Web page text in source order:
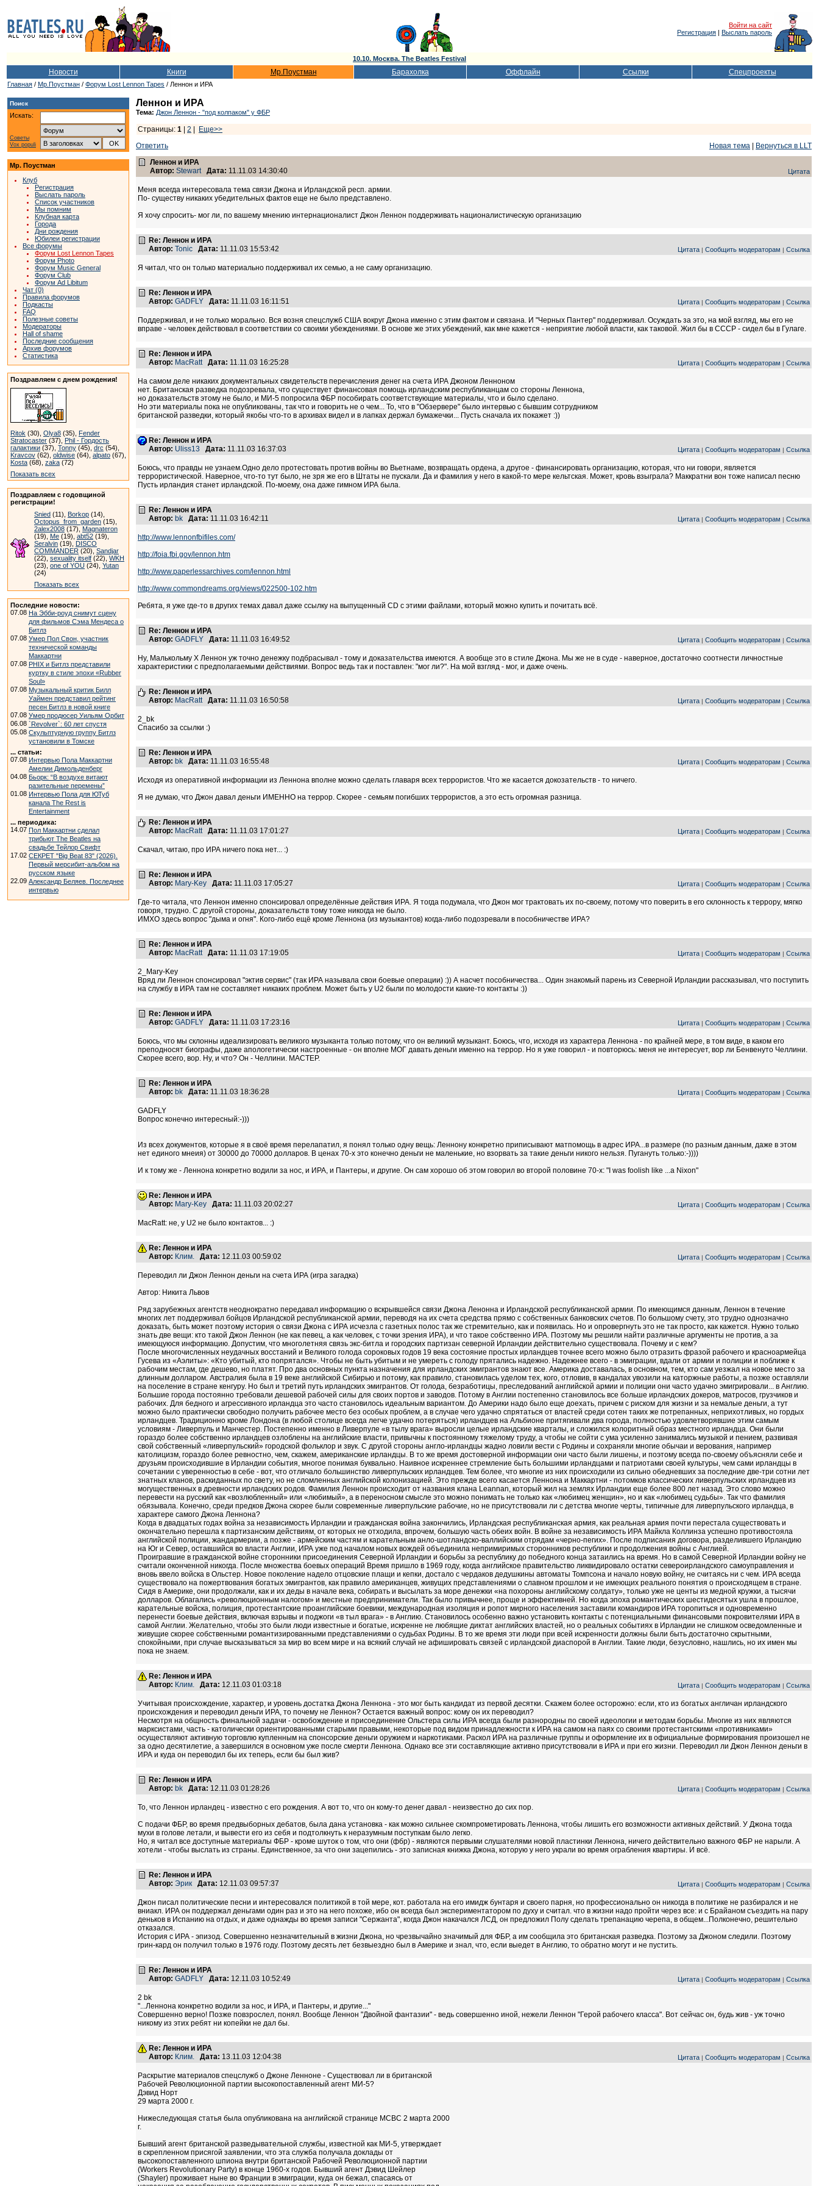
Войти на сайт
Регистрация | Выслать пароль
10.10. Москва. The Beatles Festival
Новости Книги Мр.Поустман Барахолка Оффлайн Ссылки Спецпроекты
Главная / Мр.Поустман / Форум Lost Lennon Tapes / Леннон и ИРА
Поиск
Искать:
Советы
Vox populi
Мр. Поустман
Клуб
Регистрация
Выслать пароль
Список участников
Мы помним
Клубная карта
Города
Дни рождения
Юбилеи регистрации
Все форумы
Форум Lost Lennon Tapes
Форум Photo
Форум Music General
Форум Club
Форум Ad Libitum
Чат (0)
Правила форумов
Подкасты
FAQ
Полезные советы
Модераторы
Hall of shame
Последние сообщения
Архив форумов
Статистика
Поздравляем с днем рождения!
Ritok (30), Olya8 (35), Fender
Stratocaster (37), Phil - Гордость
галактики (37), Tonny (45), drc (54),
Kravcov (62), oldwise (64), alpato (67),
Kosta (68), zaka (72)
Показать всех
Поздравляем с годовщиной
регистрации!
Snied (11), Borkop (14),
Octopus_from_garden (15),
2alex2008 (17), Magnateron
(19), Me (19), abt52 (19),
Seralvin (19), DISCO
COMMANDER (20), Sandjar
(22), sexuality itself (22), WKH
(23), one of YOU (24), Yutan
(24)
Показать всех
Последние новости:
07.08 На Эбби-роуд снимут сцену
для фильмов Сэма Мендеса о
Битлз
07.08 Умер Пол Свон, участник
технической команды
Маккартни
07.08 PHIX и Битлз представили
куртку в стиле эпохи «Rubber
Soul»
07.08 Музыкальный критик Билл
Уаймен представил рейтинг
песен Битлз в новой книге
07.08 Умер продюсер Уильям Орбит
06.08 `Revolver`: 60 лет спустя
05.08 Скульптурную группу Битлз
установили в Томске
... статьи:
07.08 Интервью Пола Маккартни
Амелии Димольденберг
04.08 Бьорк: “В воздухе витают
разительные перемены”
01.08 Интервью Пола для ЮТуб
канала The Rest is
Entertainment
... периодика:
14.07 Пол Маккартни сделал
трибьют The Beatles на
свадьбе Тейлор Свифт
17.02 СЕКРЕТ "Big Beat 83" (2026).
Первый мерсибит-альбом на
русском языке
22.09 Александр Беляев. Последнее
интервью
Леннон и ИРА
Тема: Джон Леннон - "под колпаком" у ФБР
Страницы: 1 2
Еще>>
Ответить
Новая тема
Вернуться в LLT
Леннон и ИРА
Автор: Stewart Дата: 11.11.03 14:30:40 Цитата
Меня всегда интересовала тема связи Джона и Ирландской респ. армии.
По- существу никаких убедительных фактов еще не было представлено.
Я хочу спросить- мог ли, по вашему мнению интернационалист Джон Леннон поддерживать националистическую организацию
Re: Леннон и ИРА
Автор: Tonic Дата: 11.11.03 15:53:42 Цитата | Сообщить модераторам | Ссылка
Я читал, что он только материально поддерживал их семью, а не саму организацию.
Re: Леннон и ИРА
Автор: GADFLY Дата: 11.11.03 16:11:51 Цитата | Сообщить модераторам | Ссылка
Поддерживал, и не только морально. Вся возня спецслужб США вокруг Джона именно с этим фактом и связана. И "Черных Пантер" поддерживал. Осуждать за это, на мой взгляд, мы его не
вправе - человек действовал в соответствии со своими убеждениями. В основе же этих убеждений, как мне кажется - неприятие любой власти, как таковой. Жил бы в СССР - сидел бы в Гулаге.
Re: Леннон и ИРА
Автор: MacRatt Дата: 11.11.03 16:25:28 Цитата | Сообщить модераторам | Ссылка
На самом деле никаких документальных свидетельств перечисления денег на счета ИРА Джоном Ленноном
нет. Британская разведка подозревала, что существует финансовая помощь ирландским республиканцам со стороны Леннона,
но доказательств этому не было, и МИ-5 попросила ФБР пособирать соответствующие материалы, что и было сделано.
Но эти материалы пока не опубликованы, так что и говорить не о чем... То, что в "Обзервере" было интервью с бывшим сотрудником
британской разведки, который якобы что-то в архивах видел и в лапках держал бумажечки... Пусть сначала их покажет :))
Re: Леннон и ИРА
Автор: Uliss13 Дата: 11.11.03 16:37:03 Цитата | Сообщить модераторам | Ссылка
Боюсь, что правды не узнаем.Одно дело протестовать против войны во Вьетнаме, возвращать ордена, а другое - финансировать организацию, которая, что ни говори, является
террористической. Наверное, что-то тут было, не зря же его в Штаты не пускали. Да и фамилия у него в какой-то мере кельтская. Может, кровь взыграла? Маккратни вон тоже написал песню
Пусть ирландия станет ирландской. По-моему, она даже гимном ИРА была.
Re: Леннон и ИРА
Автор: bk Дата: 11.11.03 16:42:11 Цитата | Сообщить модераторам | Ссылка
http://www.lennonfbifiles.com/
http://foia.fbi.gov/lennon.htm
http://www.paperlessarchives.com/lennon.html
http://www.commondreams.org/views/022500-102.htm
Ребята, я уже где-то в других темах давал даже ссылку на выпущенный CD с этими файлами, который можно купить и почитать всё.
Re: Леннон и ИРА
Автор: GADFLY Дата: 11.11.03 16:49:52 Цитата | Сообщить модераторам | Ссылка
Ну, Малькольму Х Леннон уж точно денежку подбрасывал - тому и доказательства имеются. А вообще это в стиле Джона. Мы же не в суде - наверное, достаточно соотнести личностные
характеристики с предполагаемыми действиями. Вопрос ведь так и поставлен: "мог ли?". На мой взгляд - мог, и даже очень.
Re: Леннон и ИРА
Автор: MacRatt Дата: 11.11.03 16:50:58 Цитата | Сообщить модераторам | Ссылка
2_bk
Спасибо за ссылки :)
Re: Леннон и ИРА
Автор: bk Дата: 11.11.03 16:55:48 Цитата | Сообщить модераторам | Ссылка
Исходя из оперативной информации из Леннона вполне можно сделать главаря всех террористов. Что же касается докозательств - то ничего.
Я не думаю, что Джон давал деньги ИМЕННО на террор. Скорее - семьям погибших террористов, а это есть огромная разница.
Re: Леннон и ИРА
Автор: MacRatt Дата: 11.11.03 17:01:27 Цитата | Сообщить модераторам | Ссылка
Скачал, читаю, про ИРА ничего пока нет... :)
Re: Леннон и ИРА
Автор: Mary-Key Дата: 11.11.03 17:05:27 Цитата | Сообщить модераторам | Ссылка
Где-то читала, что Леннон именно спонсировал определённые действия ИРА. Я тогда подумала, что Джон мог трактовать их по-своему, потому что поверить в его склонность к террору, мягко
говоря, трудно. С другой стороны, доказательств тому тоже никогда не было.
ИМХО здесь вопрос "дыма и огня". Кого-либо ещё кроме Леннона (из музыкантов) когда-либо подозревали в пособничестве ИРА?
Re: Леннон и ИРА
Автор: MacRatt Дата: 11.11.03 17:19:05 Цитата | Сообщить модераторам | Ссылка
2_Mary-Key
Вряд ли Леннон спонсировал "эктив сервис" (так ИРА называла свои боевые операции) :)) А насчет пособничества... Один знакомый парень из Северной Ирландии рассказывал, что поступить
на службу в ИРА там не составляет никаких проблем. Может быть у U2 были по молодости какие-то контакты :))
Re: Леннон и ИРА
Автор: GADFLY Дата: 11.11.03 17:23:16 Цитата | Сообщить модераторам | Ссылка
Боюсь, что мы склонны идеализировать великого музыканта только потому, что он великий музыкант. Боюсь, что, исходя из характера Леннона - по крайней мере, в том виде, в каком его
преподносят биографы, даже апологетически настроенные - он вполне МОГ давать деньги именно на террор. Но я уже говорил - и повторюсь: меня не интересует, вор ли Бенвенуто Челлини.
Скорее всего, вор. Ну, и что? Он - Челлини. МАСТЕР.
Re: Леннон и ИРА
Автор: bk Дата: 11.11.03 18:36:28 Цитата | Сообщить модераторам | Ссылка
GADFLY
Вопрос конечно интересный:-)))
Из всех документов, которые я в своё время перелапатил, я понял только одну вещь: Леннону конкретно приписывают матпомощь в адрес ИРА...в размере (по разным данным, даже в этом
нет единого мнеия) от 30000 до 70000 долларов. В ценах 70-х это конечно деньги не маленькие, но взорвать за такие деньги никого нельзя. Пугануть только:-))))
И к тому же - Леннона конкретно водили за нос, и ИРА, и Пантеры, и другие. Он сам хорошо об этом говорил во второй половине 70-х: "I was foolish like ...a Nixon"
Re: Леннон и ИРА
Автор: Mary-Key Дата: 11.11.03 20:02:27 Цитата | Сообщить модераторам | Ссылка
MacRatt: не, у U2 не было контактов... :)
Re: Леннон и ИРА
Автор: Клим. Дата: 12.11.03 00:59:02 Цитата | Сообщить модераторам | Ссылка
Переводил ли Джон Леннон деньги на счета ИРА (игра загадка)
Автор: Никита Львов
Ряд зарубежных агентств неоднократно передавал информацию о вскрывшейся связи Джона Ленонна и Ирландской республиканской армии. По имеющимся данным, Леннон в течение
многих лет поддерживал бойцов Ирландской республиканской армии, переводя на их счета средства прямо с собственных банковских счетов. По большому счету, это трудно однозначно
доказать, быть может поэтому история о связи Джона с ИРА исчезла с газетных полос так же стремительно, как и появилась. Но и опровергнуть это не так просто, как кажется. Нужно только
знать две вещи: кто такой Джон Леннон (не как певец, а как человек, с точки зрения ИРА), и что такое собственно ИРА. Поэтому мы решили найти различные аргументы не против, а за
имеющуюся информацию. Допустим, что многолетняя связь экс-битла и городских партизан северной Ирландии действительно существовала. Почему и с кем?
После многочисленных неудачных восстаний и Великого голода сороковых годов 19 века состояние простых ирландцев точнее всего можно было отразить фразой рабочего и красноармейца
Гусева из «Аэлиты»: «Кто убитый, кто попрятался». Чтобы не быть убитым и не умереть с голоду прятались надежно. Надежнее всего - в эмиграции, вдали от армии и полиции и поближе к
рабочим местам, где дешево, но платят. Про два основных пункта назначения для ирландских эмигрантов знают все. Америка доставалась, в основном, тем, кто сам уезжал на новое место за
длинным долларом. Австралия была в 19 веке английской Сибирью и потому, как правило, становилась уделом тех, кого, отловив, в кандалах увозили на каторжные работы, а позже оставляли
на поселение в стране кенгуру. Но был и третий путь ирландских эмигрантов. От голода, безработицы, преследований английской армии и полиции они часто удачно эмигрировали... в Англию.
Большие города постоянно требовали дешевой рабочей силы для своих портов и заводов. Потому в Англии постепенно становилось все больше ирландских докеров, матросов, грузчиков и
рабочих. Для бедного и агрессивного ирландца это часто становилось идеальным вариантом. До Америки надо было еще доехать, причем с риском для жизни и за немалые деньги, а тут
можно было практически свободно получить рабочее место без особых проблем, а в случае чего удачно спрятаться от властей среди сотен таких же потрепанных, неприхотливых, но гордых
ирландцев. Традиционно кроме Лондона (в любой столице всегда легче удачно потеряться) ирландцев на Альбионе притягивали два города, полностью удовлетворявшие этим самым
условиям - Ливерпуль и Манчестер. Постепенно именно в Ливерпуле «в тылу врага» выросли целые ирландские кварталы, и сложился колоритный образ местного ирландца. Они были
гораздо более собственно ирландцев озлоблены на английские власти, привычны к постоянному тяжелому труду, а чтобы не сойти с ума усиленно занимались музыкой и пением, развивая
свой собственный «ливерпульский» городской фольклор и звук. С другой стороны англо-ирландцы жадно ловили вести с Родины и сохраняли многие обычаи и верования, например
католицизм, гораздо более ревностно, чем, скажем, американские ирландцы. В то же время достоверной информации они часто были лишены, и поэтому всегда по-своему объясняли себе и
друзьям происходившие в Ирландии события, многое понимая буквально. Наивное искреннее стремление быть большими ирландцами и патриотами своей культуры, чем сами ирландцы в
сочетании с уверенностью в себе - вот, что отличало большинство ливерпульских ирландцев. Тем более, что многие из них происходили из сильно обедневших за последние две-три сотни лет
знатных кланов, раскиданных по свету, но не сломленных английской колонизацией. Это прежде всего касается Леннона и Маккартни - потомков классических ливерпульских ирландцев из
могущественных в древности ирландских родов. Фамилия Леннон происходит от названия клана Leannan, который жил на землях Ирландии еще более 800 лет назад. Это слово можно
перевести на русский как «возлюбленный» или «любимый», а в переносном смысле это можно понимать не только как «любимец женщин», но и как «любимец судьбы». Так что фамилия
обязывала. Конечно, среди предков Джона скорее были современные ливерпульские рабочие, но не присутствовали ли с детства многие черты, типичные для ливерпульского ирландца, в
характере самого Джона Леннона?
Когда в двадцатых годах война за независимость Ирландии и гражданская война закончились, Ирландская республиканская армия, как реальная армия почти перестала существовать и
окончательно перешла к партизанским действиям, от которых не отходила, впрочем, большую часть обеих войн. В войне за независимость ИРА Майкла Коллинза успешно противостояла
английской полиции, жандармерии, а позже - армейским частям и карательным анло-шотландско-валлийским отрядам «черно-пегих». После подписания договора, разделившего Ирландию
на Юг и Север, оставшийся во власти Англии, ИРА уже под началом новых вождей объединила непримиримых сторонников республики и продолжения войны с Англией.
Проигравшие в гражданской войне сторонники присоединения Северной Ирландии и борьбы за республику до победного конца затаились на время. Но в самой Северной Ирландии войну не
считали оконченной никогда. После множества боевых операций Время пришло в 1969 году, когда английское правительство ликвидировало остатки североирландского самоуправления и
вновь ввело войска в Ольстер. Новое поколение надело отцовские плащи и кепки, достало с чердаков дедушкины автоматы Томпсона и начало новую войну, не считаясь ни с чем. ИРА всегда
существовало на пожертвования богатых эмигрантов, как правило американцев, живущих представлениями о славном прошлом и не имеющих реального понятия о происходящем в стране.
Сидя в Америке, они продолжали, как и их деды в начале века, собирать и высылать за море денежки «на похороны английскому солдату», только уже не центы из медной кружки, а тысячи
долларов. Облагались «революционным налогом» и местные предприниматели. Так было привычнее, проще и эффективней. Но когда эпоха романтических шестидесятых ушла в прошлое,
карательные войска, полиция, протестантские проанглийские боевики, международная изоляция и ропот мирного населения заставили командиров ИРА торопиться и одновременно
перенести боевые действия, включая взрывы и поджоги «в тыл врага» - в Англию. Становилось особенно важно установить контакты с потенциальными финансовыми покровителями ИРА в
самой Англии. Желательно, чтобы это были люди известные и богатые, искренне не любящие диктат английских властей, но о реальных событиях в Ирландии не слишком осведомленные и
живущие скорее собственными романтизированными представлениями о судьбах Родины. В то же время эти люди при всей искренности должны были быть достаточно скрытными,
спокойными, при случае высказываться за мир во всем мире и на всякий случай не афишировать связей с ирландской диаспорой в Англии. Такие люди, безусловно, нашлись, но их имен мы
пока не знаем.
Re: Леннон и ИРА
Автор: Клим. Дата: 12.11.03 01:03:18 Цитата | Сообщить модераторам | Ссылка
Учитывая происхождение, характер, и уровень достатка Джона Леннона - это мог быть кандидат из первой десятки. Скажем более осторожно: если, кто из богатых англичан ирландского
происхождения и переводил деньги ИРА, то почему не Леннон? Остается важный вопрос: кому он их переводил?
Несмотря на общность финальной задачи - освобождение и присоединение Ольстера силы ИРА всегда были разнородны по своей идеологии и методам борьбы. Многие из них являются
марксистами, часть - католически ориентированными старыми правыми, некоторые под видом принадлежности к ИРА на самом на паях со своими протестантскими «противниками»
осуществляют активную торговлю купленным на спонсорские деньги оружием и наркотиками. Раскол ИРА на различные группы и оформление их в официальные формирования произошел не
за одно десятилетие, а завершился в основном уже после смерти Леннона. Однако все эти составляющие активно присутствовали в ИРА и при его жизни. Переводил ли Джон Леннон деньги в
ИРА и куда он переводил бы их теперь, если бы был жив?
Re: Леннон и ИРА
Автор: bk Дата: 12.11.03 01:28:26 Цитата | Сообщить модераторам | Ссылка
То, что Леннон ирландец - известно с его рождения. А вот то, что он кому-то денег давал - неизвестно до сих пор.
С подачи ФБР, во время предвыборных дебатов, была дана установка - как можно сильнее скомпрометировать Леннона, чтобы лишить его возможности активных действий. У Джона тогда
мухи в голове летали, и вывести его из себя и подтолкнуть к неразумным поступкам было легко.
Но, я читал все доступные материалы ФБР - кроме шуток о том, что они (фбр) - являются первыми слушателями новой пластинки Леннона, ничего действительно важного ФБР не нарыли. А
хотели - чтобы выслать из страны. Единственное, за что они зацепились - это записная книжка Джона, которую у него украли во время ограбления квартиры. И всё.
Re: Леннон и ИРА
Автор: Эрик Дата: 12.11.03 09:57:37 Цитата | Сообщить модераторам | Ссылка
Джон писал политические песни и интересовался политикой в той мере, кот. работала на его имидж бунтаря и своего парня, но профессионально он никогда в политике не разбирался и не
вниакл. ИРА он поддержал деньгами один раз и это на него похоже, ибо он всегда был экспериментатором по духу и считал. что в жизни надо пройти через все: и с Брайаном съездить на пару
деньков в Испанию на отдых, и даже однажды во время записи "Сержанта", когда Джон накачался ЛСД, он предложил Полу сделать трепанацию черепа, в общем...Полконечно, решительно
отказался.
История с ИРА - эпизод. Совершенно незначительный в жизни Джона, но чрезвычайно значимый для ФБР, а им сообщила это британская разведка. Поэтому за Джоном следили. Поэтому
грин-кард он получил только в 1976 году. Поэтому десять лет безвыездно был в Америке и знал, что, если выедет в Англию, то обратно могут и не пустить.
Re: Леннон и ИРА
Автор: GADFLY Дата: 12.11.03 10:52:49 Цитата | Сообщить модераторам | Ссылка
2 bk
"...Леннона конкретно водили за нос, и ИРА, и Пантеры, и другие..."
Совершенно верно! Позже повзрослел, понял. Вообще Леннон "Двойной фантазии" - ведь совершенно иной, нежели Леннон "Герой рабочего класса". Вот сейчас он, будь жив - уж точно
никому из этих ребят ни копейки не дал бы.
Re: Леннон и ИРА
Автор: Клим. Дата: 13.11.03 12:04:38 Цитата | Сообщить модераторам | Ссылка
Раскрытие материалов спецслужб о Джоне Ленноне - Существовал ли в британской
Рабочей Революционной партии высокопоставленный агент МИ-5?
Дэвид Норт
29 марта 2000 г.
Нижеследующая статья была опубликована на английской странице МСВС 2 марта 2000
г.
Бывший агент британской разведывательной службы, известной как МИ-5, утверждает
в скрепленном присягой заявлении, что эта служба получала доклады от
высокопоставленного шпиона внутри британской Рабочей Революционной партии
(Workers Revolutionary Party) в конце 1960-х годов. Бывший агент Дэвид Шейлер
(Shayler) проживает ныне во Франции в эмиграции, куда он бежал, спасаясь от